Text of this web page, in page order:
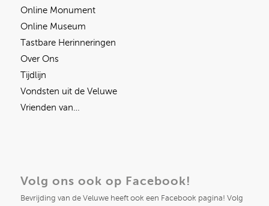
Online Monument
Online Museum
Tastbare Herinneringen
Over Ons
Tijdlijn
Vondsten uit de Veluwe
Vrienden van…
Volg ons ook op Facebook!
Bevrijding van de Veluwe heeft ook een Facebook pagina! Volg